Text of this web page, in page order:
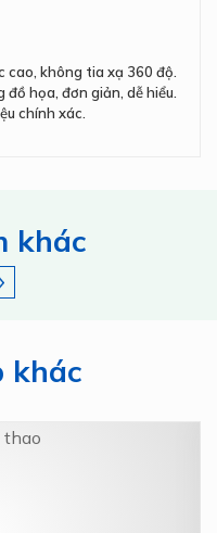
không tia xạ 360 độ.
họa, đơn giản, dễ hiểu.
chính xác.
khác
khác